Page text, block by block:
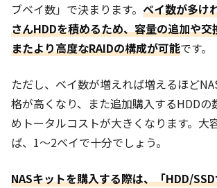
ブベイ数」で決まります。 ベイ数が多け
さんHDDを積めるため、容量の追加や交
またより高度なRAIDの構成が可能です。
ただし、ベイ数が増えれば増えるほど
格が高くなり、また追加購入するHDDの
めトータルコストが大きくなります。大
ば、1～2ベイで十分でしょう。
NASキットを購入する際は、「HDD/